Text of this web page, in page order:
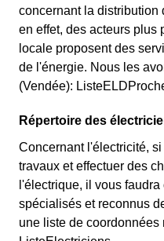
concernant la distribution
en effet, des acteurs plus
locale proposent des
de l'énergie. Nous les
(Vendée):
Répertoire des
Concernant l'électricité,
travaux et effectuer des
l'électrique, il vous
spécialisés et reconnus
une liste de coordonnées